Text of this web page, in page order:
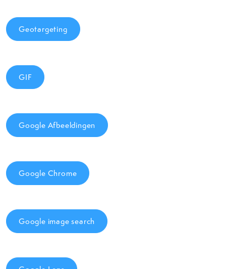
Geotargeting
GIF
Google Afbeeldingen
Google Chrome
Google image search